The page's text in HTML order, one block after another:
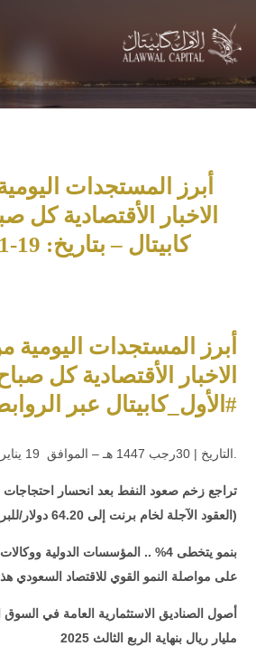
أبرز المستجدات
الاخبار الأقتصادية كل
كابيتال – بتاريخ: 19-01-2026م
أبرز المستجدات اليومية
الاخبار الأقتصادية كل
#الأول_كابيتال عبر
.التاريخ | 30رجب 1447 هـ – الموافق 19 يناير2026
تراجع زخم صعود النفط بعد انحسار احتجاجات
(العقود الآجلة لخام برنت إلى 64.20 دولار/للبرميل)
بنمو يتخطى 4% .. المؤسسات الدولية
على مواصلة النمو القوي للاقتصاد السعودي
مليار ريال بنهاية الربع الثالث 2025